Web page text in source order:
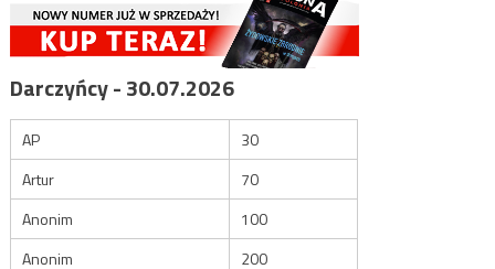
Darczyńcy - 30.07.2026
AP
30
Artur
70
Anonim
100
Anonim
200